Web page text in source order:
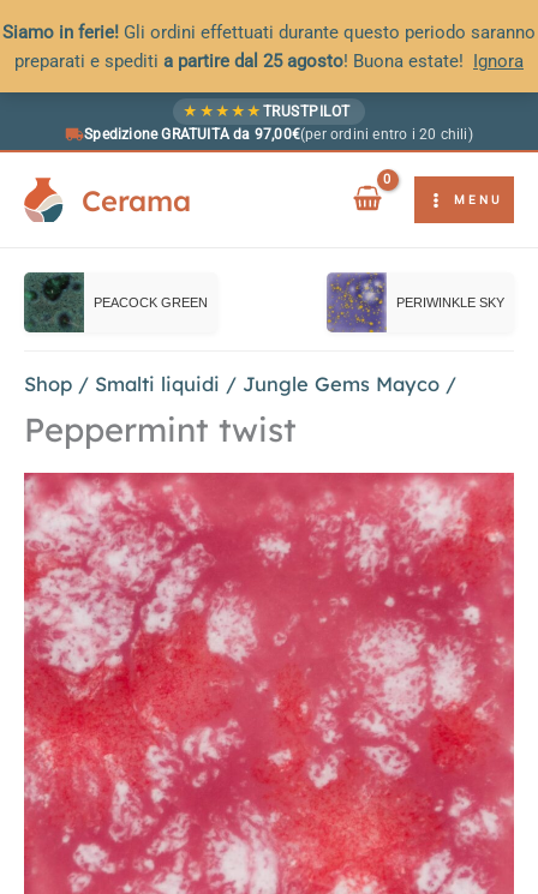
Siamo in ferie! Gli ordini effettuati durante questo periodo saranno
preparati e spediti a partire dal 25 agosto! Buona estate! Ignora
★ ★ ★ ★ ★ TRUSTPILOT
Spedizione GRATUITA da 97,00€(per ordini entro i 20 chili)
Cerama MENU
PEACOCK GREEN PERIWINKLE SKY
Shop / Smalti liquidi / Jungle Gems Mayco /
Peppermint twist